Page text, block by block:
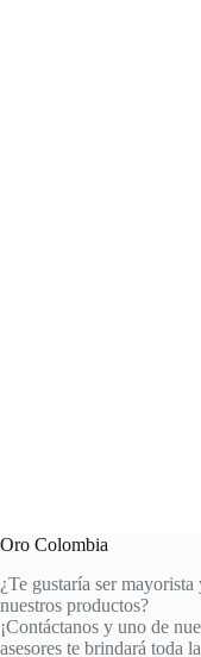
Oro Colombia
¿Te gustaría ser mayorista
nuestros productos?
¡Contáctanos y uno de
asesores te brindará toda la